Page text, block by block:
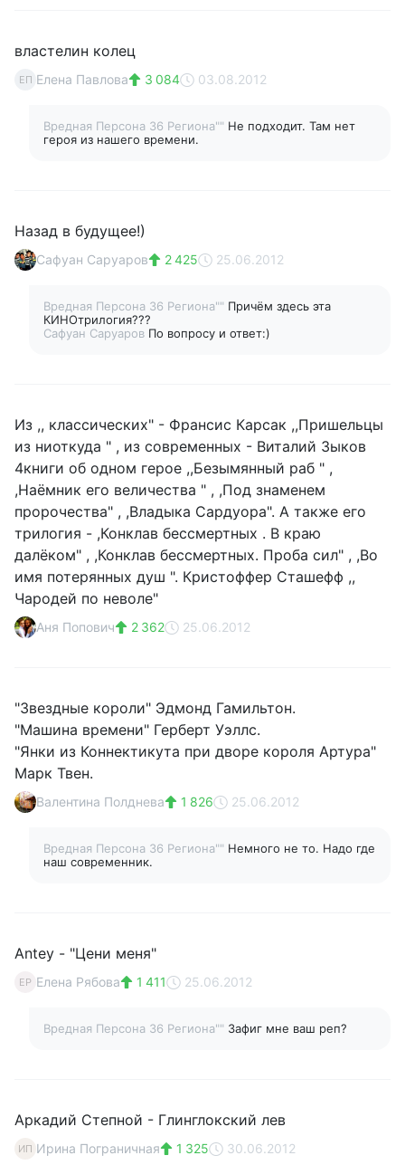
властелин колец
ЕП Елена Павлова 3 084 03.08.2012
Вредная Персона 36 Региона"" Не подходит. Там нет
героя из нашего времени.
Назад в будущее!)
Сафуан Саруаров 2 425 25.06.2012
Вредная Персона 36 Региона"" Причём здесь эта
КИНОтрилогия???
Сафуан Саруаров По вопросу и ответ:)
Из ,, классических" - Франсис Карсак ,,Пришельцы
из ниоткуда " , из современных - Виталий Зыков
4книги об одном герое ,,Безымянный раб " ,
,Наёмник его величества " , ,Под знаменем
пророчества" , ,Владыка Сардуора". А также его
трилогия - ,Конклав бессмертных . В краю
далёком" , ,Конклав бессмертных. Проба сил" , ,Во
имя потерянных душ ". Кристоффер Сташефф ,,
Чародей по неволе"
Аня Попович 2 362 25.06.2012
"Звездные короли" Эдмонд Гамильтон.
"Машина времени" Герберт Уэллс.
"Янки из Коннектикута при дворе короля Артура"
Марк Твен.
Валентина Полднева 1 826 25.06.2012
Вредная Персона 36 Региона"" Немного не то. Надо где
наш современник.
Antey - "Цени меня"
ЕР Елена Рябова 1 411 25.06.2012
Вредная Персона 36 Региона"" Зафиг мне ваш реп?
Аркадий Степной - Глинглокский лев
ИП Ирина Пограничная 1 325 30.06.2012